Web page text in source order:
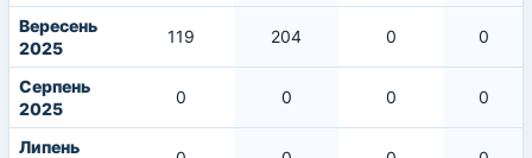
Вересень
2025
119 204 0 0
Серпень
2025
0 0 0 0
Липень